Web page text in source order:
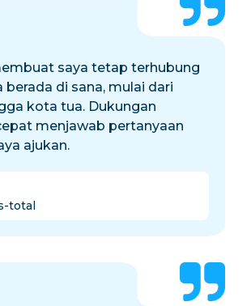
saya tetap terhubung
berada di sana, mulai dari
kota tua. Dukungan
menjawab pertanyaan
ajukan.
total